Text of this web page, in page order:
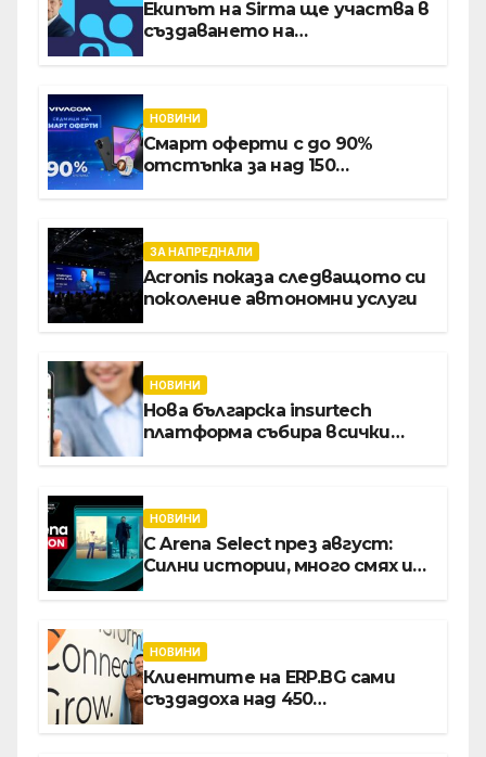
Екипът на Sirma ще участва в
създаването на
хотелиерството
НОВИНИ
Смарт оферти с до 90%
отстъпка за над 150
ЗА НАПРЕДНАЛИ
Acronis показа следващото си
поколение автономни услуги
НОВИНИ
Нова българска insurtech
платформа събира всички
НОВИНИ
С Arena Select през август:
Силни истории, много смях и
НОВИНИ
Клиентите на ERP.BG сами
създадоха над 450